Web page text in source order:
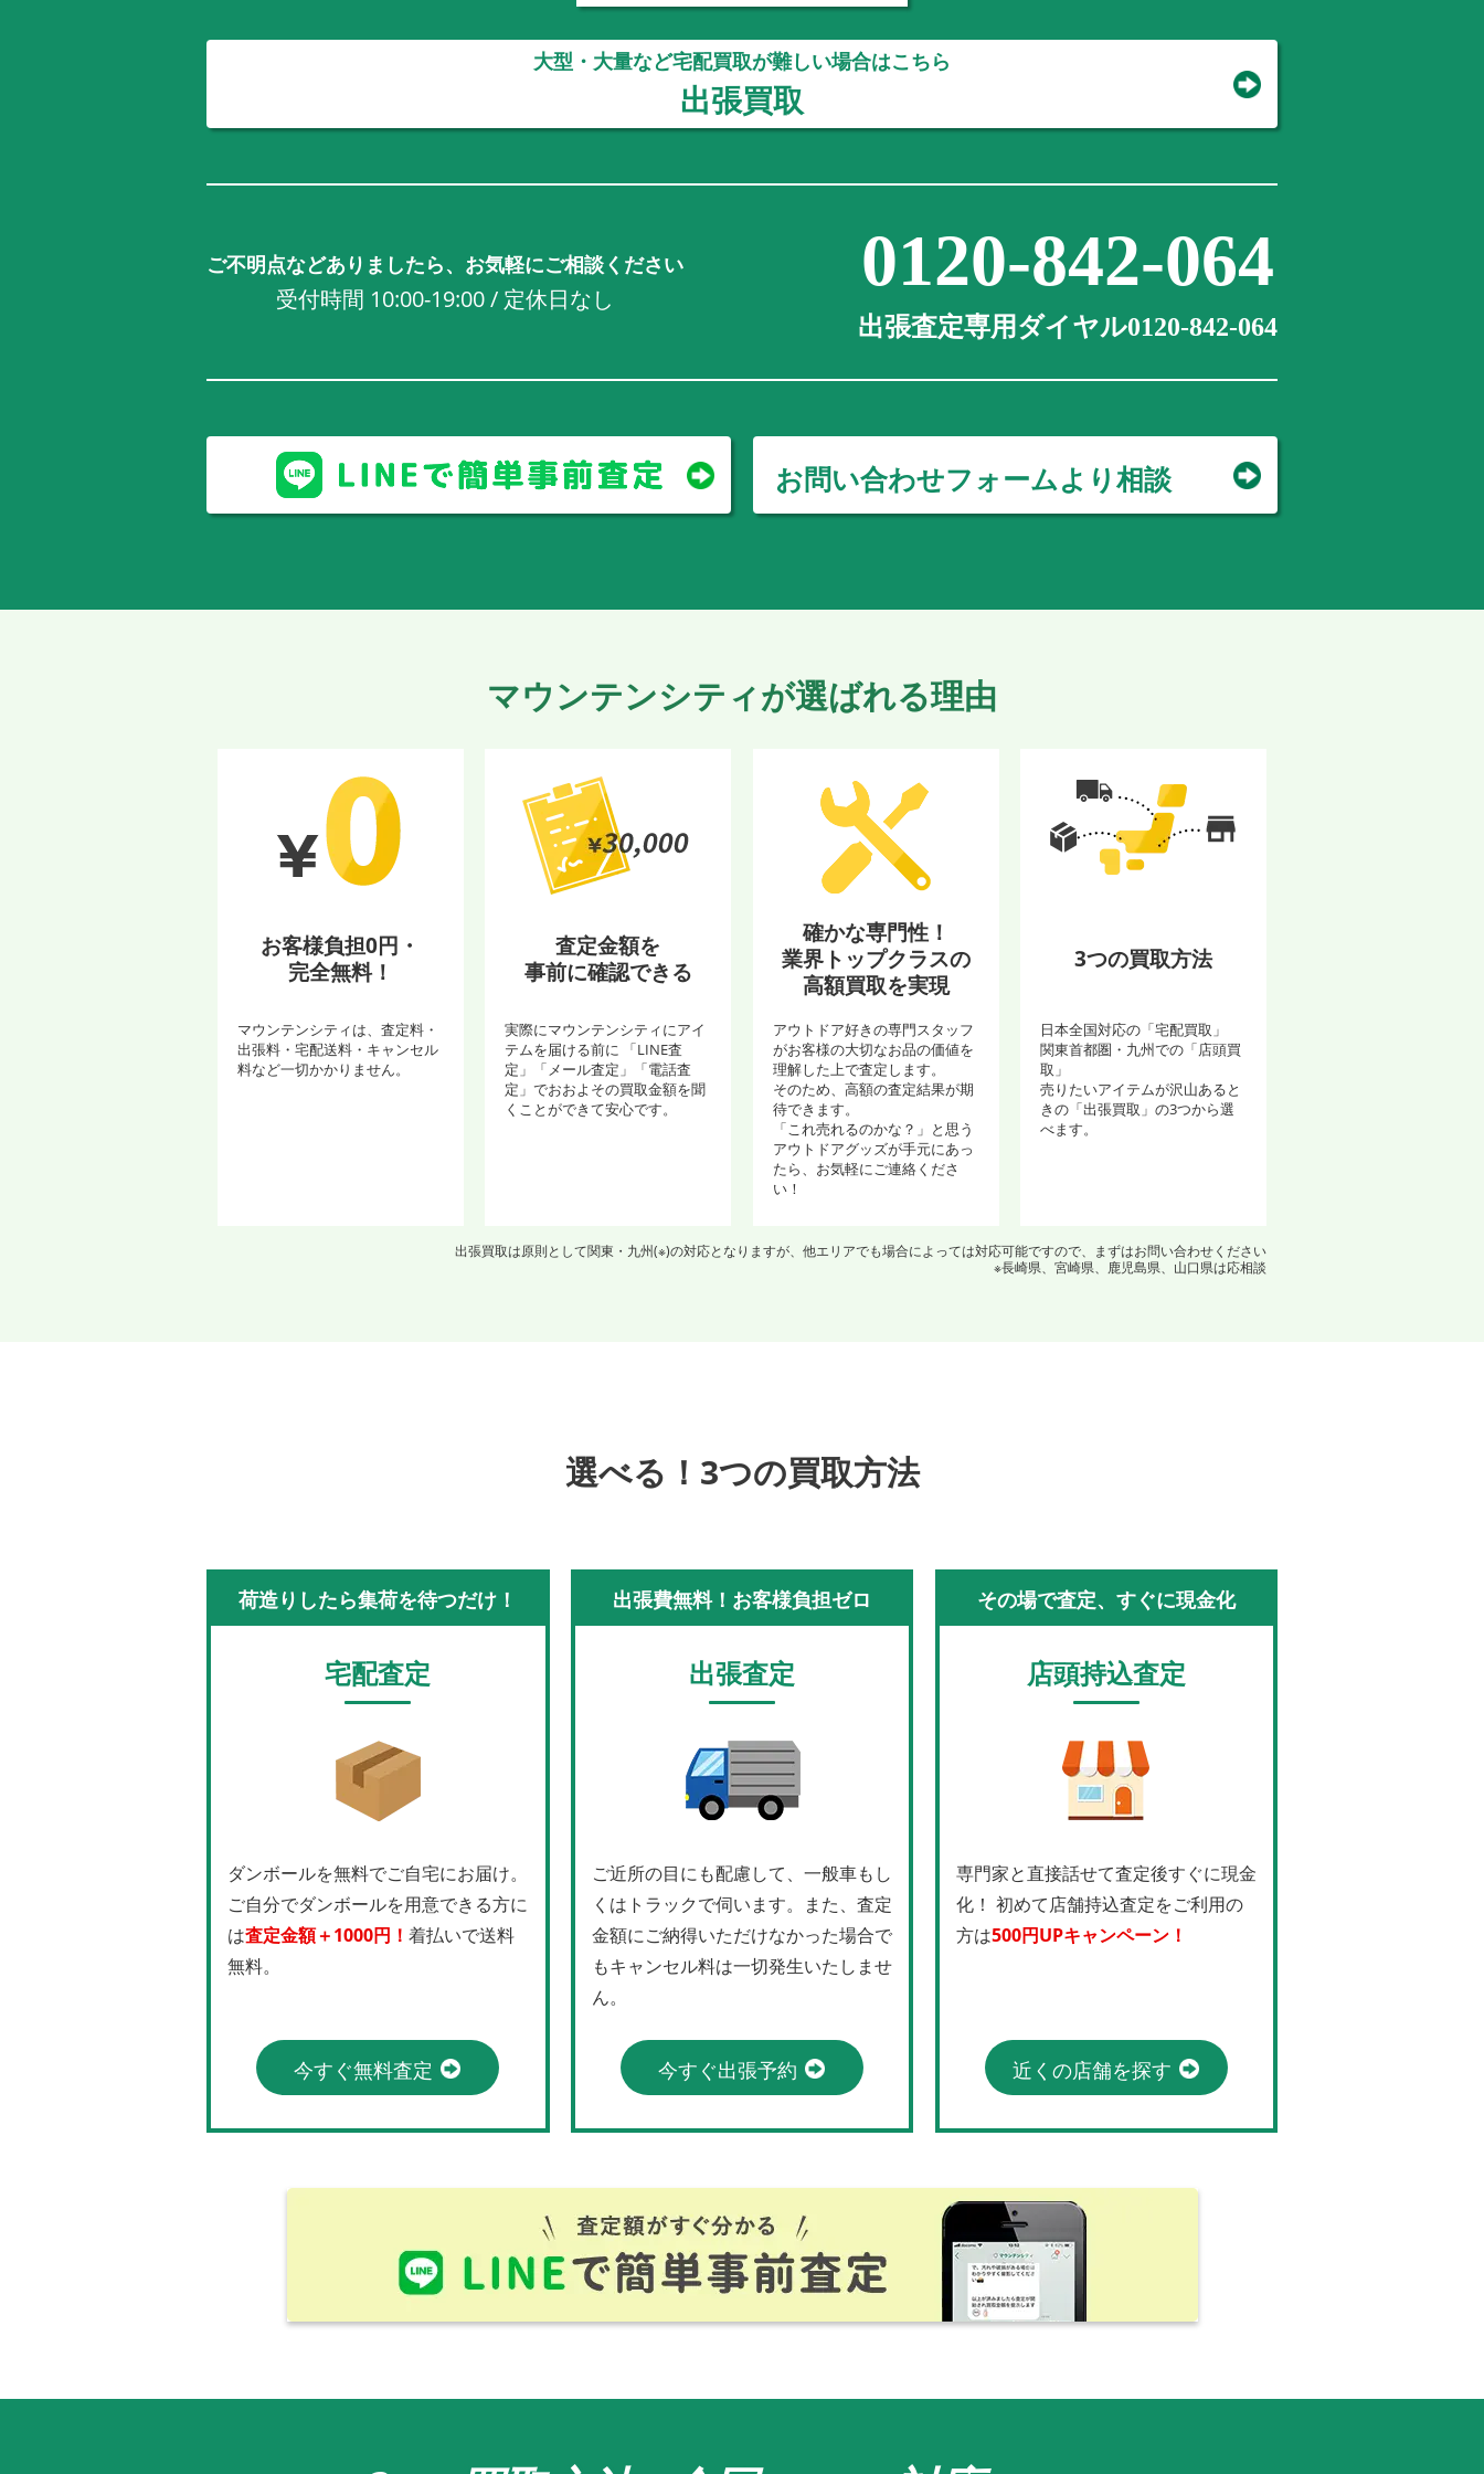
大型・大量など宅配買取が難しい場合はこちら
出張買取
ご不明点などありましたら、お気軽にご相談ください
受付時間 10:00-19:00 / 定休日なし 0120-842-064
出張査定専用ダイヤル0120-842-064
お問い合わせフォームより相談
マウンテンシティが選ばれる理由
お客様負担0円・
完全無料！
マウンテンシティは、査定料・
出張料・宅配送料・キャンセル
料など一切かかりません。
査定金額を
事前に確認できる
実際にマウンテンシティにアイ
テムを届ける前に 「LINE査
定」「メール査定」「電話査
定」でおおよその買取金額を聞
くことができて安心です。
確かな専門性！
業界トップクラスの
高額買取を実現
アウトドア好きの専門スタッフ
がお客様の大切なお品の価値を
理解した上で査定します。
そのため、高額の査定結果が期
待できます。
「これ売れるのかな？」と思う
アウトドアグッズが手元にあっ
たら、お気軽にご連絡くださ
い！
3つの買取方法
日本全国対応の「宅配買取」
関東首都圏・九州での「店頭買
取」
売りたいアイテムが沢山あると
きの「出張買取」の3つから選
べます。
出張買取は原則として関東・九州(※)の対応となりますが、他エリアでも場合によっては対応可能ですので、まずはお問い合わせください
※長崎県、宮崎県、鹿児島県、山口県は応相談
選べる！3つの買取方法
荷造りしたら集荷を待つだけ！
宅配査定
ダンボールを無料でご自宅にお届け。
ご自分でダンボールを用意できる方に
は査定金額＋1000円！着払いで送料
無料。
今すぐ無料査定
出張費無料！お客様負担ゼロ
出張査定
ご近所の目にも配慮して、一般車もし
くはトラックで伺います。また、査定
金額にご納得いただけなかった場合で
もキャンセル料は一切発生いたしませ
ん。
今すぐ出張予約
その場で査定、すぐに現金化
店頭持込査定
専門家と直接話せて査定後すぐに現金
化！ 初めて店舗持込査定をご利用の
方は500円UPキャンペーン！
近くの店舗を探す